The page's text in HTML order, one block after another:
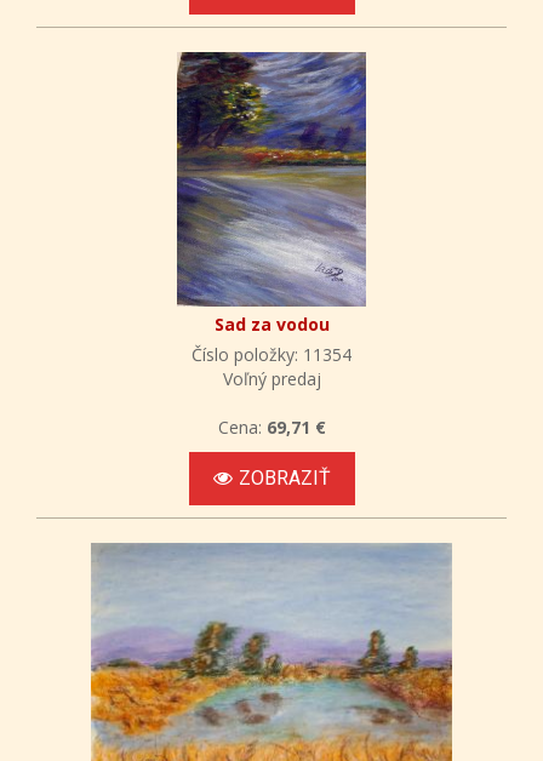
Sad za vodou
Číslo položky: 11354
Voľný predaj
Cena: 69,71 €
ZOBRAZIŤ